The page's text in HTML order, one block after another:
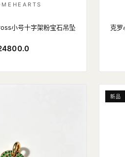
小号十字架粉宝石吊坠 克
新品